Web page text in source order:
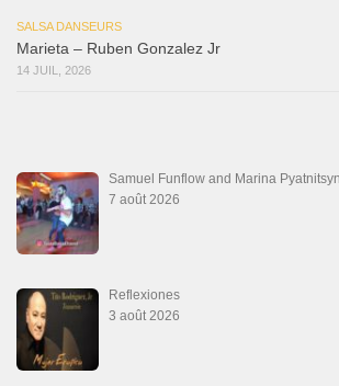
Que Te Has Creído Tu
Las Malas Lenguas